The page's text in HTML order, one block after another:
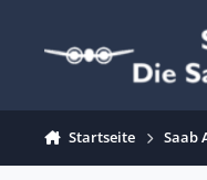
Startseite Saab